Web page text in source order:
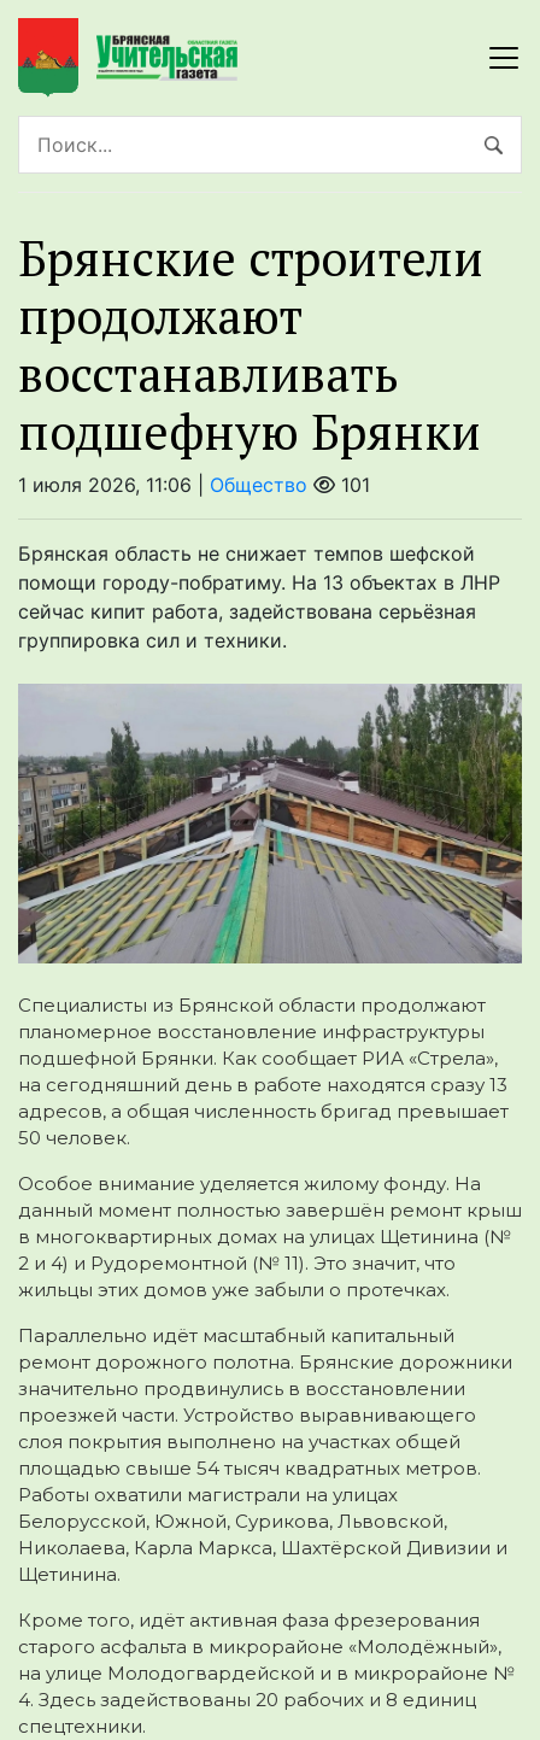
Брянские строители
продолжают
восстанавливать
подшефную Брянки
1 июля 2026, 11:06 | Общество 101
Брянская область не снижает темпов шефской
помощи городу-побратиму. На 13 объектах в ЛНР
сейчас кипит работа, задействована серьёзная
группировка сил и техники.
Специалисты из Брянской области продолжают
планомерное восстановление инфраструктуры
подшефной Брянки. Как сообщает РИА «Стрела»,
на сегодняшний день в работе находятся сразу 13
адресов, а общая численность бригад превышает
50 человек.
Особое внимание уделяется жилому фонду. На
данный момент полностью завершён ремонт крыш
в многоквартирных домах на улицах Щетинина (№
2 и 4) и Рудоремонтной (№ 11). Это значит, что
жильцы этих домов уже забыли о протечках.
Параллельно идёт масштабный капитальный
ремонт дорожного полотна. Брянские дорожники
значительно продвинулись в восстановлении
проезжей части. Устройство выравнивающего
слоя покрытия выполнено на участках общей
площадью свыше 54 тысяч квадратных метров.
Работы охватили магистрали на улицах
Белорусской, Южной, Сурикова, Львовской,
Николаева, Карла Маркса, Шахтёрской Дивизии и
Щетинина.
Кроме того, идёт активная фаза фрезерования
старого асфальта в микрорайоне «Молодёжный»,
на улице Молодогвардейской и в микрорайоне №
4. Здесь задействованы 20 рабочих и 8 единиц
спецтехники.